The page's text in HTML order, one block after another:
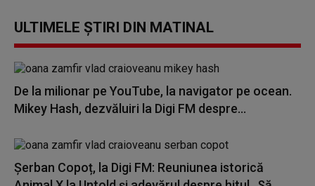
ULTIMELE ȘTIRI DIN MATINAL
De la milionar pe YouTube, la navigator pe ocean.
Mikey Hash, dezvăluiri la Digi FM despre...
Șerban Copoț, la Digi FM: Reuniunea istorică